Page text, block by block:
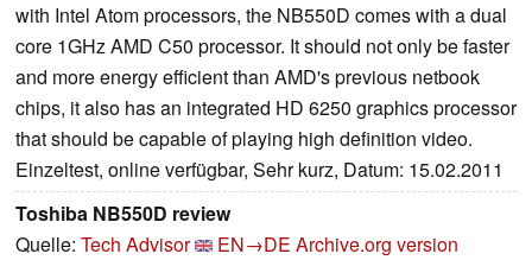
with Intel Atom processors, the NB550D comes with a dual
core 1GHz AMD C50 processor. It should not only be faster
and more energy efficient than AMD's previous netbook
chips, it also has an integrated HD 6250 graphics processor
that should be capable of playing high definition video.
Einzeltest, online verfügbar, Sehr kurz, Datum: 15.02.2011
Toshiba NB550D review
Quelle: Tech Advisor EN→DE Archive.org version